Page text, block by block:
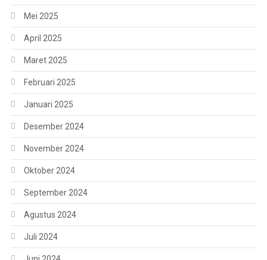
Mei 2025
April 2025
Maret 2025
Februari 2025
Januari 2025
Desember 2024
November 2024
Oktober 2024
September 2024
Agustus 2024
Juli 2024